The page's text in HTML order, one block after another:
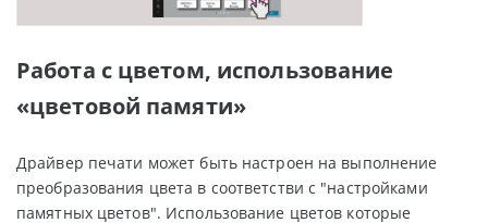
Работа с цветом, использование
«цветовой памяти»
Драйвер печати может быть настроен на выполнение
преобразования цвета в соответстви с "настройками
памятных цветов". Использование цветов которые